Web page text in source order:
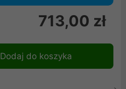
713,00 zł
Dodaj do koszyka